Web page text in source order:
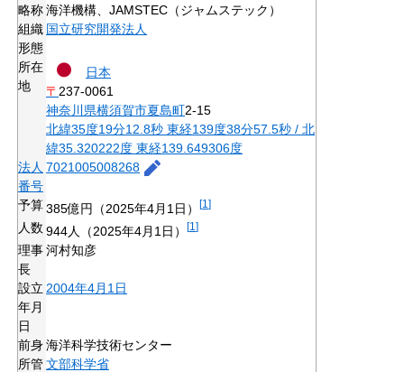
略称海洋機構、JAMSTEC（ジャムステック）
組織
形態
国立研究開発法人
所在
地
日本
〒 237-0061
神奈川県横須賀市夏島町2-15
北緯35度19分12.8秒 東経139度38分57.5秒 / 北
緯35.320222度 東経139.649306度
法人
番号
7021005008268
予算385億円（2025年4月1日） [1 ]
人数 944人（2025年4月1日） [1 ]
理事
長
河村知彦
設立
年月
日
2004年4月1日
前身海洋科学技術センター
所管 文部科学省